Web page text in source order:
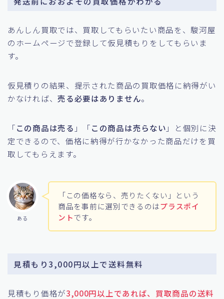
あんしん買取では、買取してもらいたい商品を、駿河屋
のホームページで登録して仮見積もりをしてもらいま
す。
仮見積りの結果、提示された商品の買取価格に納得がい
かなければ、売る必要はありません。
「この商品は売る 」「この商品は売らない 」と個別に決
定できるので、価格に納得が行かなかった商品だけを買
取してもらえます。
ある
「この価格なら、売りたくない」という
商品を事前に選別できるのはプラスポイ
ントです。
見積もり3,000円以上で送料無料
見積もり価格が3,000円以上であれば、買取商品の送料